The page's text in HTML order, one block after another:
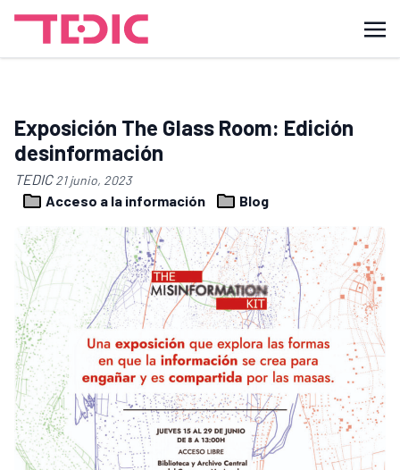
Exposición The Glass Room: Edición
desinformación
TEDIC21 junio, 2023
Acceso a la información Blog